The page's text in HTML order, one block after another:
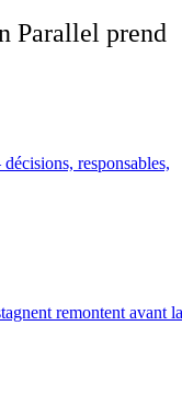
Parallel prend
responsables,
remontent avant la